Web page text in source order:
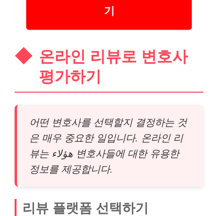
기
온라인 리뷰로 변호사
평가하기
어떤 변호사를 선택할지 결정하는 것
은 매우 중요한 일입니다. 온라인 리
뷰는 هؤلاء 변호사들에 대한 유용한
정보를 제공합니다.
리뷰 플랫폼 선택하기